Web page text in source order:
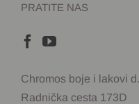
PRATITE NAS
Chromos boje i lakovi
Radnička cesta 173D